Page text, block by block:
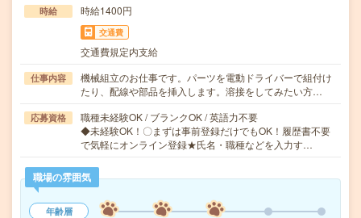
時給 時給1400円
交通費
交通費規定内支給
仕事内容
機械組立のお仕事です。パーツを電動ドライバーで組付け
たり、配線や部品を挿入します。溶接をしてみたい方…
応募資格
職種未経験OK / ブランクOK / 英語力不要
◆未経験OK！〇まずは事前登録だけでもOK！履歴書不要
で気軽にオンライン登録★氏名・職種などを入力す…
職場の雰囲気
年齢層